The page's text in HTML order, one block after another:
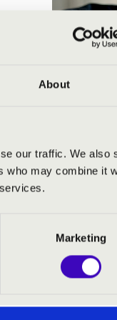
About
our traffic. We also
who may combine it
Marketing
A
Delius
be
a